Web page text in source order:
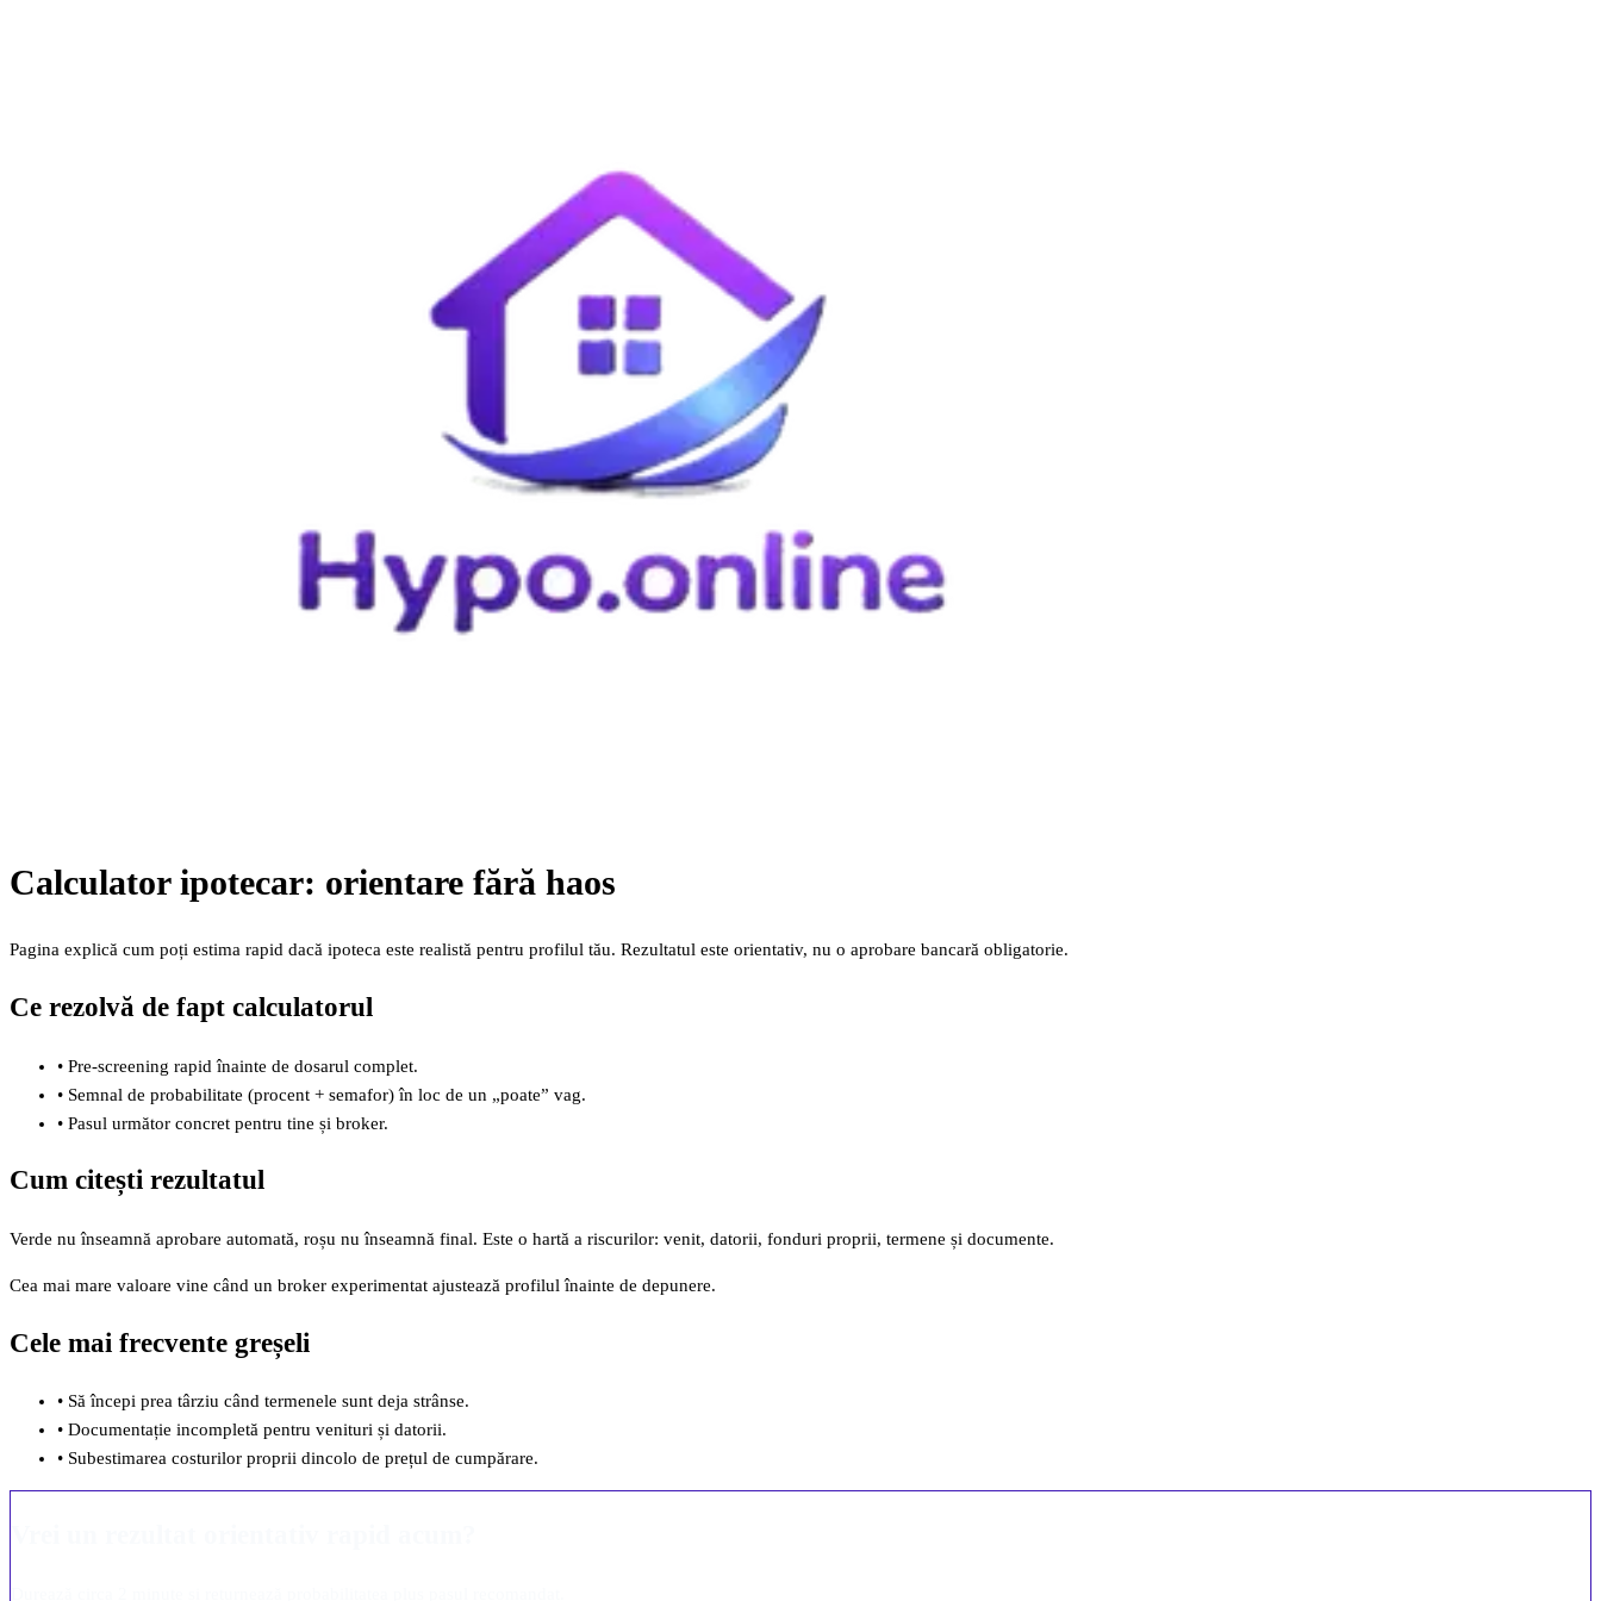
Calculator ipotecar: orientare fără haos
Pagina explică cum poți estima rapid dacă ipoteca este realistă pentru profilul tău. Rezultatul este orientativ, nu o aprobare bancară obligatorie.
Ce rezolvă de fapt calculatorul
• Pre-screening rapid înainte de dosarul complet.
• Semnal de probabilitate (procent + semafor) în loc de un „poate” vag.
• Pasul următor concret pentru tine și broker.
Cum citești rezultatul
Verde nu înseamnă aprobare automată, roșu nu înseamnă final. Este o hartă a riscurilor: venit, datorii, fonduri proprii, termene și documente.
Cea mai mare valoare vine când un broker experimentat ajustează profilul înainte de depunere.
Cele mai frecvente greșeli
• Să începi prea târziu când termenele sunt deja strânse.
• Documentație incompletă pentru venituri și datorii.
• Subestimarea costurilor proprii dincolo de prețul de cumpărare.